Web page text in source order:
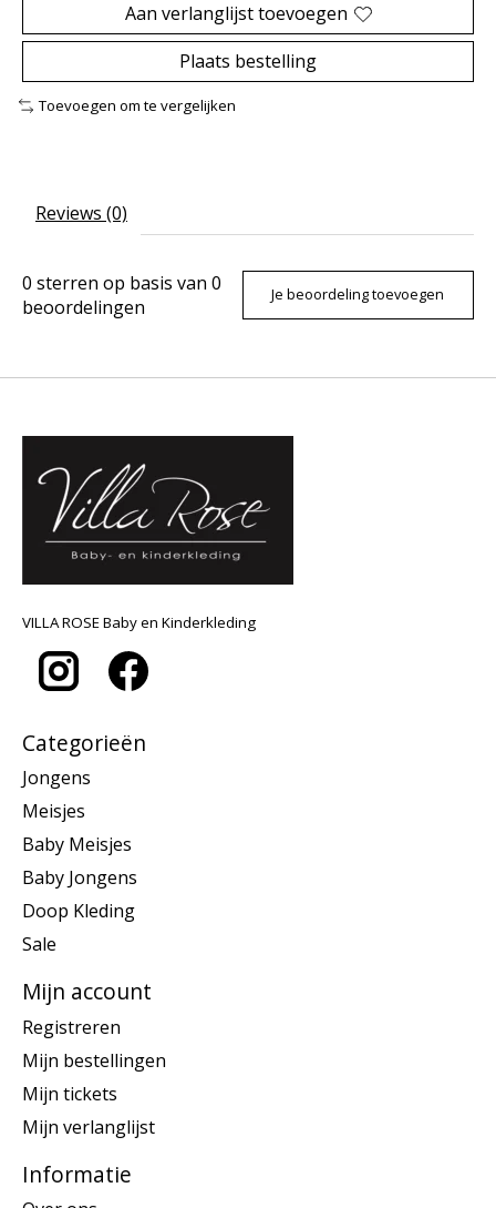
Aan verlanglijst toevoegen
Plaats bestelling
Toevoegen om te vergelijken
Reviews (0)
0 sterren op basis van 0
beoordelingen
Je beoordeling toevoegen
VILLA ROSE Baby en Kinderkleding
Categorieën
Jongens
Meisjes
Baby Meisjes
Baby Jongens
Doop Kleding
Sale
Mijn account
Registreren
Mijn bestellingen
Mijn tickets
Mijn verlanglijst
Informatie